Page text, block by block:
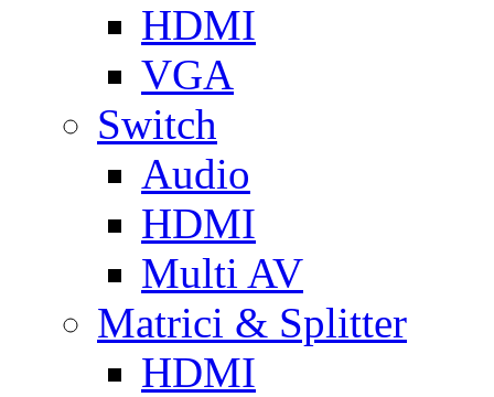
HDMI
VGA
Switch
Audio
HDMI
Multi AV
Matrici & Splitter
HDMI